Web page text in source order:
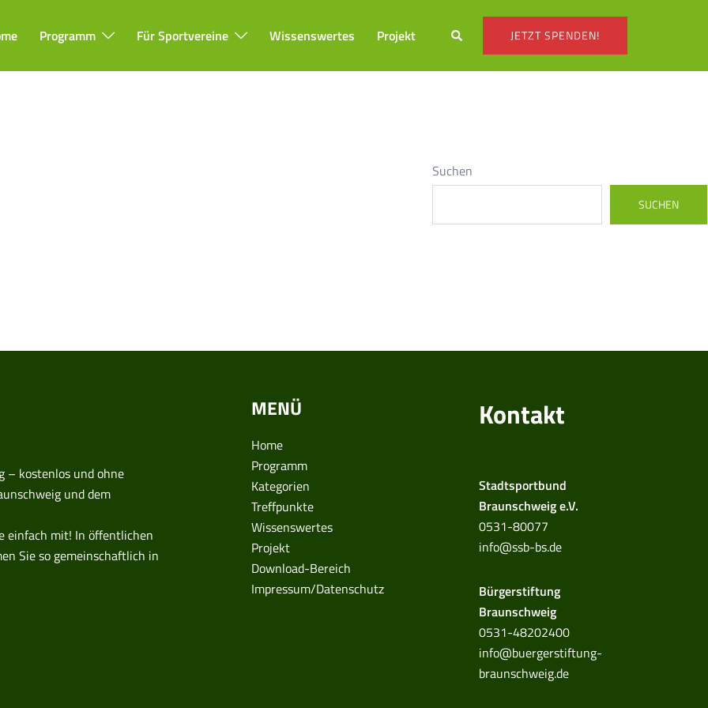
Programm Für Sportvereine Wissenswertes Projekt Suche JETZT SPENDEN!
Suchen
SUCHEN
– kostenlos und ohne
und dem
einfach mit! In öffentlichen
Sie so gemeinschaftlich in
MENÜ
Home
Programm
Kategorien
Treffpunkte
Wissenswertes
Projekt
Download-Bereich
Impressum/Datenschutz
Kontakt
Stadtsportbund
Braunschweig e.V.
0531-80077
info@ssb-bs.de
Bürgerstiftung
Braunschweig
0531-48202400
info@buergerstiftung-
braunschweig.de